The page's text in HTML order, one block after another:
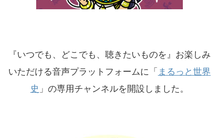
『いつでも、どこでも、聴きたいものを』お楽しみ
いただける音声プラットフォームに「 まるっと世界
史 」の専用チャンネルを開設しました。